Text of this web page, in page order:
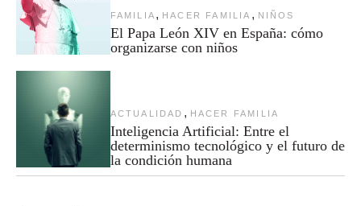
FAMILIA , HACER FAMILIA , NIÑOS
El Papa León XIV en España: cómo
organizarse con niños
ACTUALIDAD , HACER FAMILIA
Inteligencia Artificial: Entre el
determinismo tecnológico y el futuro de
la condición humana